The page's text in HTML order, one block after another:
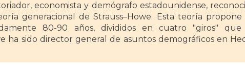
economista y demógrafo estadounidense,
generacional de Strauss–Howe. Esta teoría
80-90 años, divididos en cuatro "giros"
ha sido director general de asuntos demográficos en
Research. Además, es socio principal del Center for
Institute. Vive en Great Falls, Virginia.